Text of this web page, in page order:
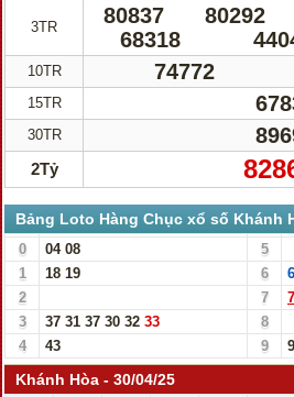
3TR 80837 80292
68318
10TR 74772
15TR
30TR
2Tỷ
Bảng Loto Hàng Chục xổ số Khánh
0 04 08
5
1
18 19 6
2
7
3
37 31 37 30 32 33
8
4
43 9
Khánh Hòa - 30/04/25